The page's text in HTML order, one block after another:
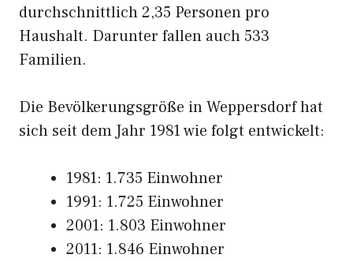
durchschnittlich 2,35 Personen pro
Haushalt. Darunter fallen auch 533
Familien.
Die Bevölkerungsgröße in Weppersdorf hat
sich seit dem Jahr 1981 wie folgt entwickelt:
1981: 1.735 Einwohner
1991: 1.725 Einwohner
2001: 1.803 Einwohner
2011: 1.846 Einwohner